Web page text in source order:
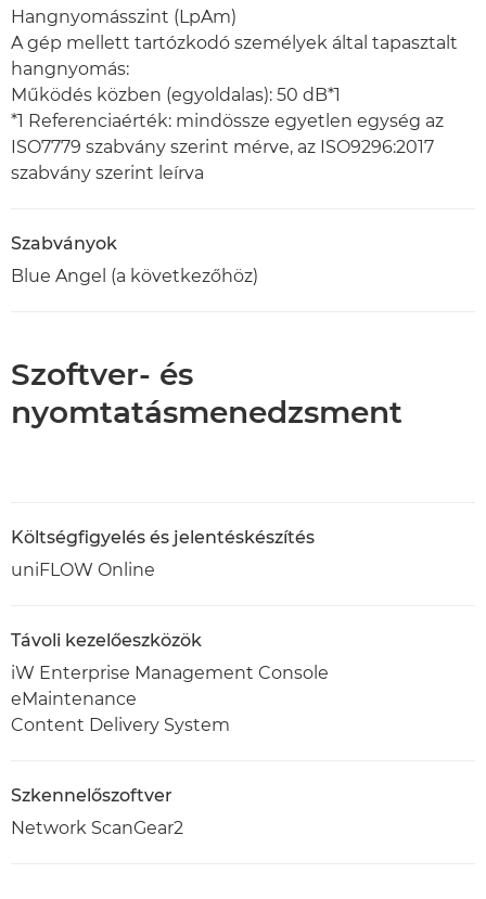
Hangnyomásszint (LpAm)
A gép mellett tartózkodó személyek által tapasztalt
hangnyomás:
Működés közben (egyoldalas): 50 dB*1
*1 Referenciaérték: mindössze egyetlen egység az
ISO7779 szabvány szerint mérve, az ISO9296:2017
szabvány szerint leírva
Szabványok
Blue Angel (a következőhöz)
Szoftver- és
nyomtatásmenedzsment
Költségfigyelés és jelentéskészítés
uniFLOW Online
Távoli kezelőeszközök
iW Enterprise Management Console
eMaintenance
Content Delivery System
Szkennelőszoftver
Network ScanGear2